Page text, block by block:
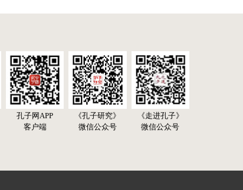
孔子网APP
客户端
《孔子研究》
微信公众号
《走进孔子》
微信公众号